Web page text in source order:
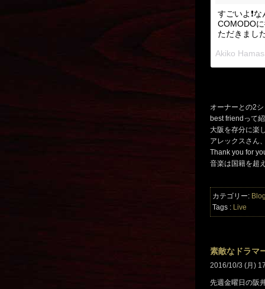
すごいよ❗️
COMODO
ただきまし
オーナーとの2
best friendって
大阪を存分に楽
アレックスさん
Thank you for
音楽は国籍を超
カテゴリー:
Tags : Live
素敵なドラマ
2016/10/3 (月)
先週金曜日の阪